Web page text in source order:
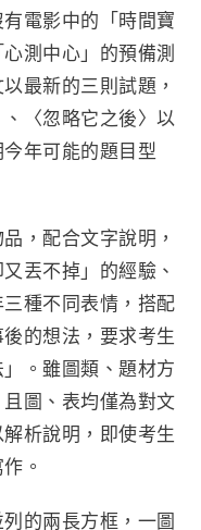
電影中的「時間寶
測中心」的預備測
最新的三則試題，
〈忽略它之後〉以
年可能的題目型
，配合文字說明，
丟不掉」的經驗、
種不同表情，搭配
的想法，要求考生
。雖圖類、題材方
圖、表均僅為對文
析說明，即使考生
。
的兩長方框，一圖